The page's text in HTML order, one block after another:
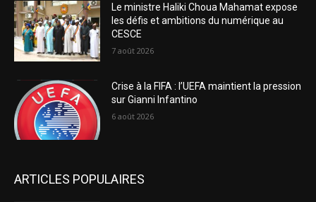
Le ministre Haliki Choua Mahamat expose
les défis et ambitions du numérique au
CESCE
7 août 2026
Crise à la FIFA : l’UEFA maintient la pression
sur Gianni Infantino
6 août 2026
ARTICLES POPULAIRES